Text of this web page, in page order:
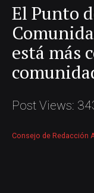
El Punto
está más
Post Views:
Consejo de Redacción